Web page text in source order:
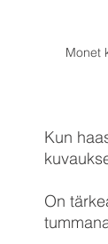
Monet
Kun
On